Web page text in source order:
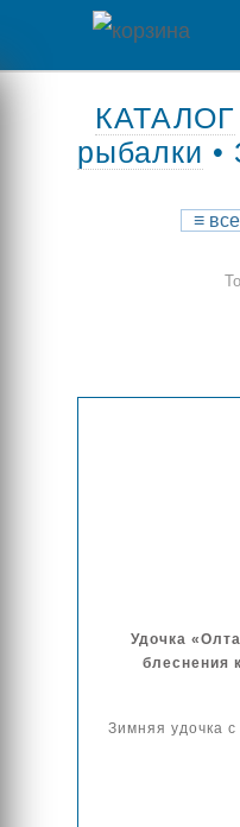
Доставка
КАТАЛОГ
рыбалки •
≡все
Удочка
блеснения
Зимняя удочка